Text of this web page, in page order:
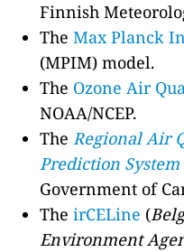
Finnish
TheMax Planck
(MPIM) model.
The Ozone Air
NOAA/NCEP.
TheRegional Air
Prediction System
Government of
TheirCELine (
Environment